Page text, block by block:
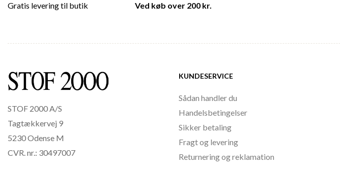
Gratis levering til butik
Ved køb over 200 kr.
STOF 2000 A/S
Tagtækkervej 9
5230 Odense M
CVR. nr.: 30497007
KUNDESERVICE
Sådan handler du
Handelsbetingelser
Sikker betaling
Fragt og levering
Returnering og reklamation